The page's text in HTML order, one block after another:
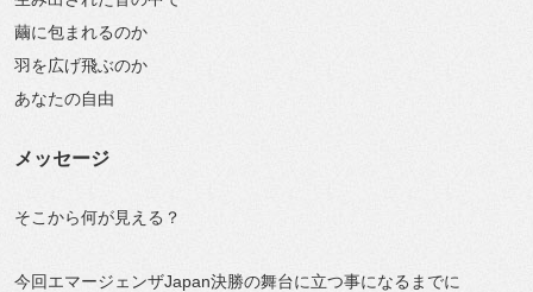
繭に包まれるのか
羽を広げ飛ぶのか
あなたの自由
メッセージ
そこから何が見える？
今回エマージェンザJapan決勝の舞台に立つ事になるまでに